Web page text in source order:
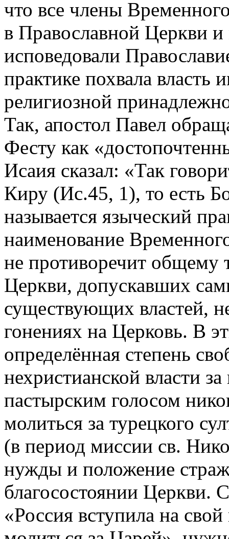
что все члены
в Православной Церкви
исповедовали
практике похвала
религиозной
Так, апостол Павел
Фесту как
Исаия сказал: «Так
Киру (Ис.45, 1), то есть
называется языческий
наименование
не противоречит общему
Церкви, допускавших
существующих властей,
гонениях на Церковь. В
определённая степень
нехристианской власти
пастырским голосом
молиться за турецкого
(в период миссии св.
нужды и положение
благосостоянии Церкви.
«Россия вступила на